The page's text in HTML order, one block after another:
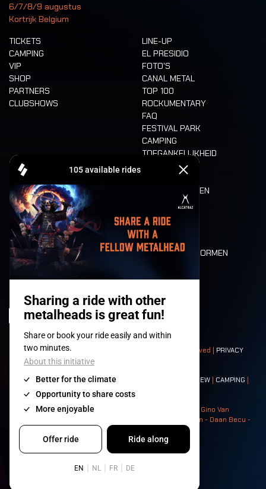
6/7/8/9 augustus
Kortrijk Belgium
TICKETS
CAMPING
VIP
SHOP
PARTNERS
CLUBSHOWS
LINE-UP
EL PRESIDIO
FOTO'S
CANAL METAL
TOP 100
ROCKUMENTARY
FAQ
FESTIVAL PARK
CAMPING
TOEGANKELIJKHEID
CASHLESS
ETEN EN DRINKEN
MOBILITEIT
LONE WOLVES
PLATTEGROND
DEATH RIDE
WAARDEN EN NORMEN
HISTORIEK
© 2008-2026- Apache Productions VZW – All rights reserved | PRIVACY
POLICY|ALGEMENE VOORWAARDEN
Contact:GENERAL| PARTNERSHIPS CREW | CAMPING |
NEIGHBOURS
Photos: Ann Kermans - Hans Van Hoof - Eliaz Bruggeman - Gino Van
Lancker - Tim Tronckoe - Elsie Roymans - Stijn Verbruggen - Daan Becu -
Claus Christa - Devid Camerlynck